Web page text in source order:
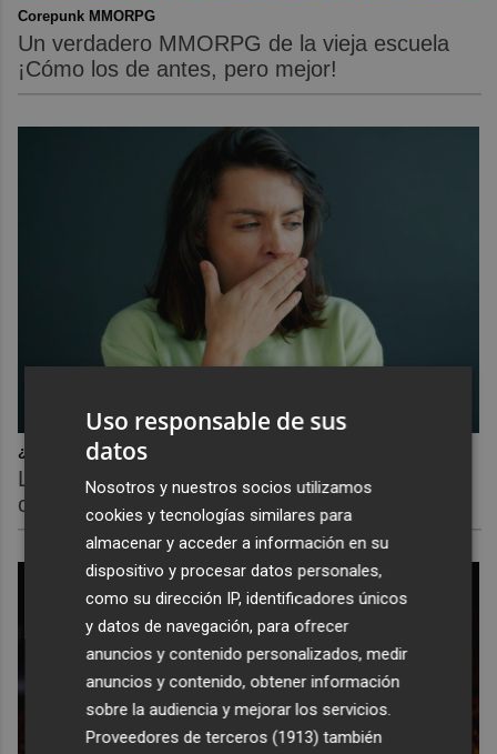
Corepunk MMORPG
Un verdadero MMORPG de la vieja escuela
¡Cómo los de antes, pero mejor!
¿Por qué se contagia?
La ciencia explica por qué el bostezo es
contagioso
Uso responsable de sus
datos
Nosotros y nuestros socios utilizamos
cookies y tecnologías similares para
almacenar y acceder a información en su
dispositivo y procesar datos personales,
como su dirección IP, identificadores únicos
y datos de navegación, para ofrecer
anuncios y contenido personalizados, medir
anuncios y contenido, obtener información
sobre la audiencia y mejorar los servicios.
Proveedores de terceros (1913) también